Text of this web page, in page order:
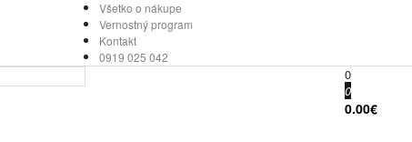
Všetko o nákupe
Vernostný program
Kontakt
0919 025 042
0
0
0.00€